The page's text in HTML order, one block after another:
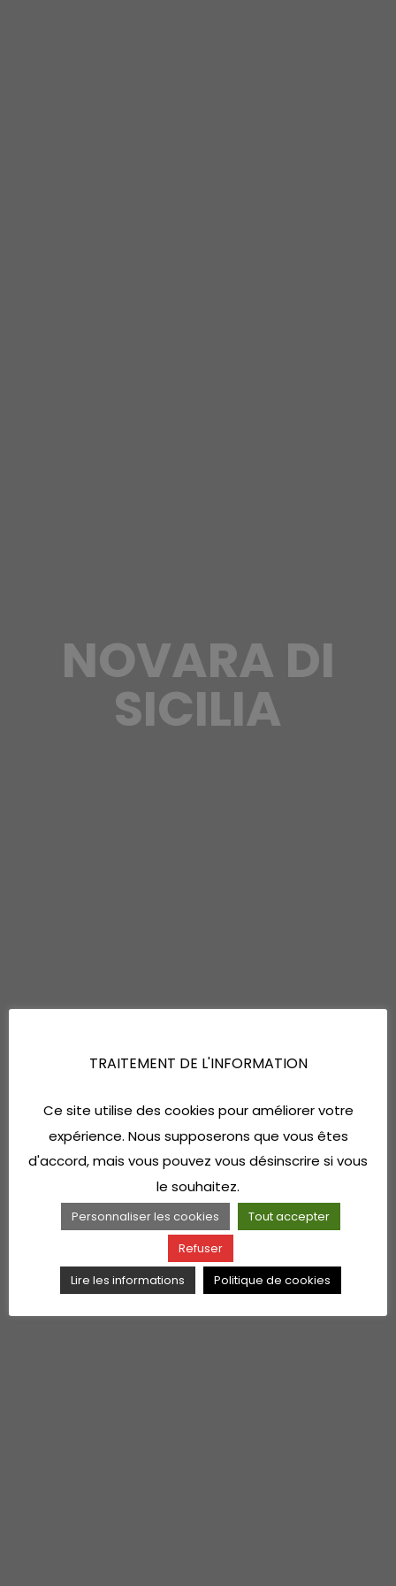
NOVARA DI
SICILIA
TRAITEMENT DE L'INFORMATION
Ce site utilise des cookies pour améliorer votre
expérience. Nous supposerons que vous êtes
d'accord, mais vous pouvez vous désinscrire si vous
le souhaitez.
Personnaliser les cookies
Tout accepter
Refuser
Lire les informations
Politique de cookies